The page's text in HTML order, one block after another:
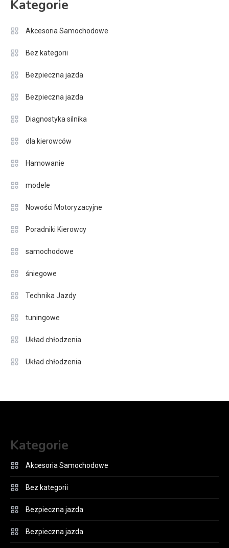
Kategorie
Akcesoria Samochodowe
Bez kategorii
Bezpieczna jazda
Bezpieczna jazda
Diagnostyka silnika
dla kierowców
Hamowanie
modele
Nowości Motoryzacyjne
Poradniki Kierowcy
samochodowe
śniegowe
Technika Jazdy
tuningowe
Układ chłodzenia
Układ chłodzenia
Kategorie
Akcesoria Samochodowe
Bez kategorii
Bezpieczna jazda
Bezpieczna jazda